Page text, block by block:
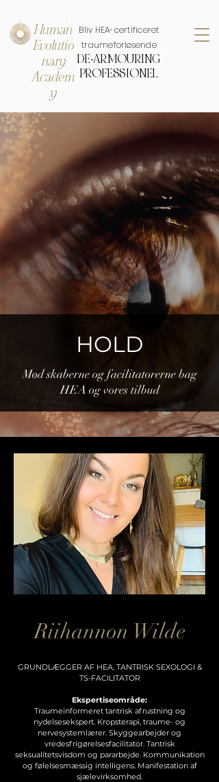
Human
Evolutio
nary
Academ
y
Bliv HEA-certificeret
traumeforløsende
DE-ARMOURING
PROFESSIONEL
HOLD
Mød skaberne og facilitatorerne bag
HEA og vores tilbud
Riihannon Wilde
GRUNDLÆGGER AF HEA, TANTRISK SEXOLOGI &
TS-FACILITATOR
Ekspertiseområde:
Traumeinformeret tantrisk afrustning og
nydelsesekspert. Kropsterapi, traume- og
nervesystemlærer. Skyggearbejder og
vredesfrigørelsesfacilitator. Tantrisk
seksualitetsvisdom og pararbejde. Kommunikation
og følelsesmæssig intelligens. Manifestation af
sjælevirksomhed.